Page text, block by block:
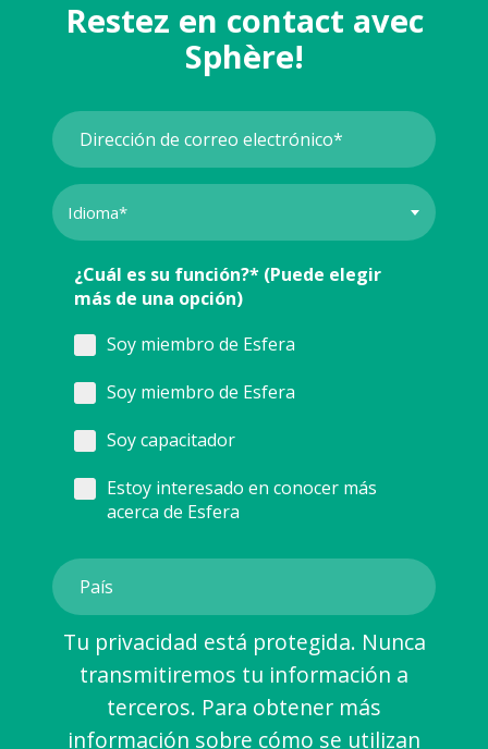
Restez en contact avec
Sphère!
¿Cuál es su función?* (Puede elegir
más de una opción)
Soy miembro de Esfera
Soy miembro de Esfera
Soy capacitador
Estoy interesado en conocer más
acerca de Esfera
Tu privacidad está protegida. Nunca
transmitiremos tu información a
terceros. Para obtener más
información sobre cómo se utilizan